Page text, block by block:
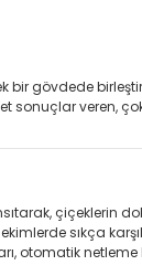
veren,
çiçeklerin
sıkça
otomatik